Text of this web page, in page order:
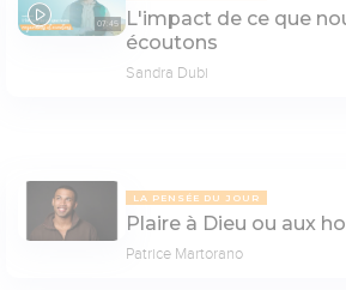
07:45
L'impact de ce que
écoutons
Sandra Dubi
LA PENSÉE DU JOUR
Plaire à Dieu ou aux
Patrice Martorano